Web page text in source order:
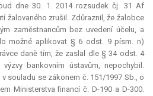
dne 30. 1. 2014 rozsudek čj. 31 Af
žalovaného zrušil. Zdůraznil, že žalobce
zaměstnancům bez uvedení účelu, a
možné aplikovat § 6 odst. 9 písm. n)
daně tím, že zaslal dle § 34 odst. 4
bankovním ústavům, nepochybil.
souladu se zákonem č. 151/1997 Sb., o
Ministerstva financí č. D-190 a D-300.